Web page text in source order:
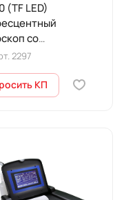
(TF LED)
со
2297
КП